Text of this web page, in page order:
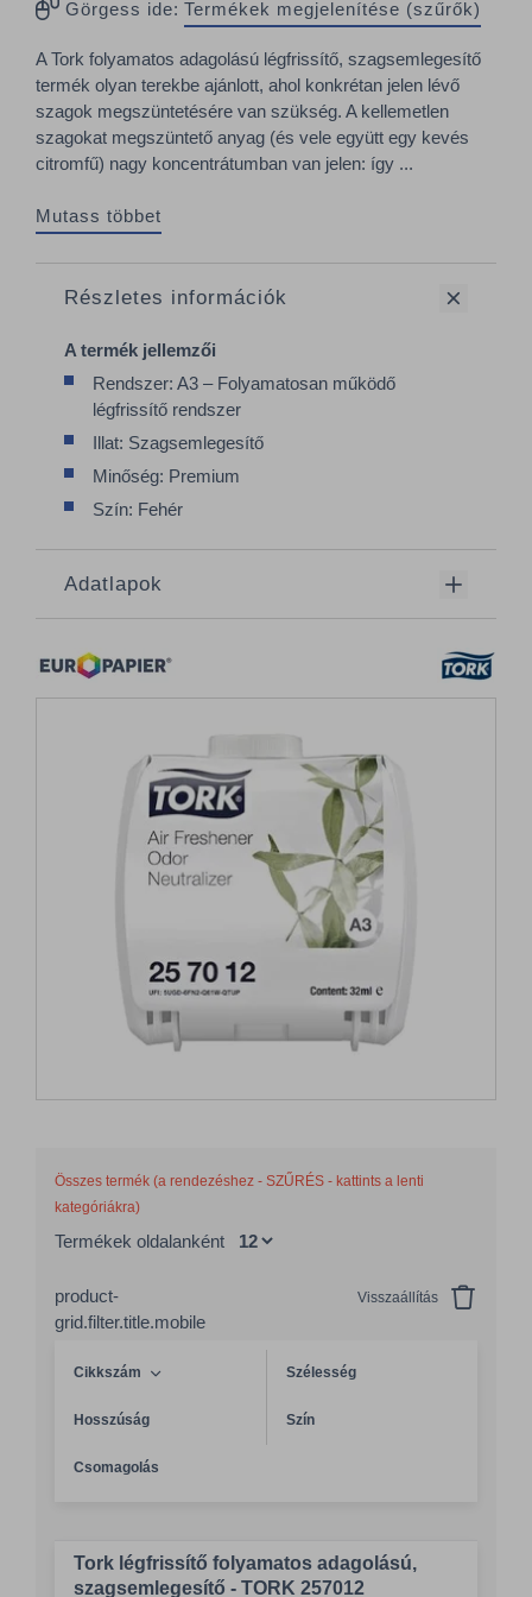
Görgess ide: Termékek megjelenítése (szűrők)
A Tork folyamatos adagolású légfrissítő, szagsemlegesítő
termék olyan terekbe ajánlott, ahol konkrétan jelen lévő
szagok megszüntetésére van szükség. A kellemetlen
szagokat megszüntető anyag (és vele együtt egy kevés
citromfű) nagy koncentrátumban van jelen: így ...
Mutass többet
Részletes információk
A termék jellemzői
Rendszer: A3 – Folyamatosan működő
légfrissítő rendszer
Illat: Szagsemlegesítő
Minőség: Premium
Szín: Fehér
Adatlapok
Összes termék (a rendezéshez - SZŰRÉS - kattints a lenti
kategóriákra)
Termékek oldalanként
product-
grid.filter.title.mobile
Visszaállítás
Cikkszám Szélesség
Hosszúság Szín
Csomagolás
Tork légfrissítő folyamatos adagolású,
szagsemlegesítő - TORK 257012